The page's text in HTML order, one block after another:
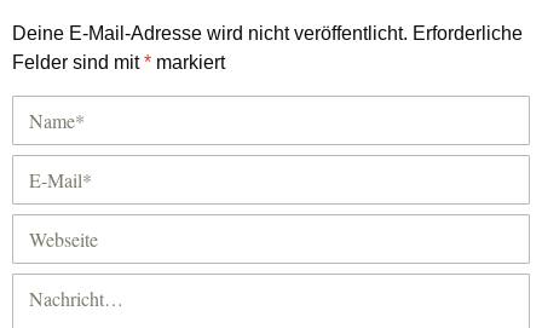
Deine E-Mail-Adresse wird nicht veröffentlicht. Erforderliche
Felder sind mit* markiert